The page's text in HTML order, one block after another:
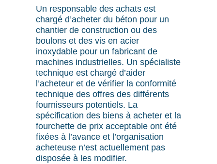
Un responsable des achats est
chargé d’acheter du béton pour un
chantier de construction ou des
boulons et des vis en acier
inoxydable pour un fabricant de
machines industrielles. Un spécialiste
technique est chargé d’aider
l’acheteur et de vérifier la conformité
technique des offres des différents
fournisseurs potentiels. La
spécification des biens à acheter et la
fourchette de prix acceptable ont été
fixées à l’avance et l’organisation
acheteuse n’est actuellement pas
disposée à les modifier.